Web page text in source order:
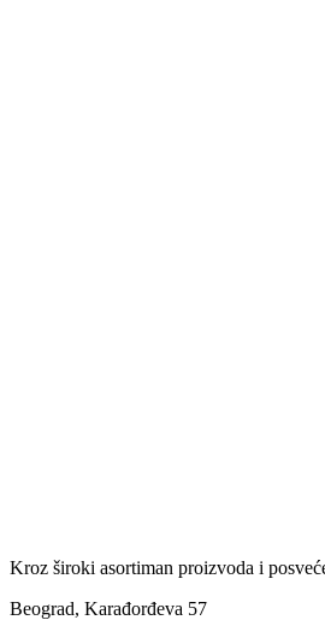
Kroz široki asortiman proizvoda i
Beograd, Karađorđeva 57